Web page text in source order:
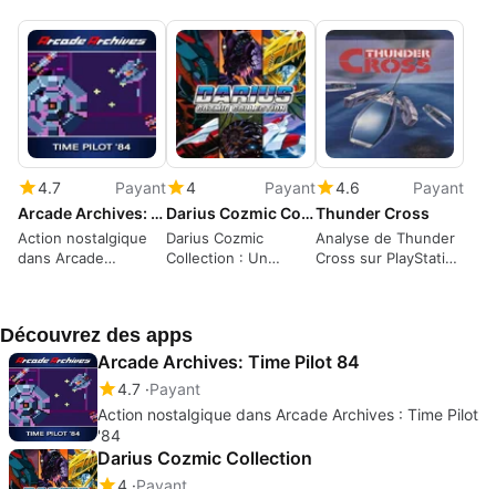
4.7
Payant
Arcade Archives: Time Pilot 84
Action nostalgique
dans Arcade
4
Payant
Darius Cozmic Collection
Darius Cozmic
Collection : Un
4.6
Payant
Thunder Cross
Analyse de Thunder
Cross sur PlayStation
Découvrez des apps
Arcade Archives: Time Pilot 84
4.7 Payant
Action nostalgique dans Arcade Archives : Time Pilot
'84
Darius Cozmic Collection
4 Payant